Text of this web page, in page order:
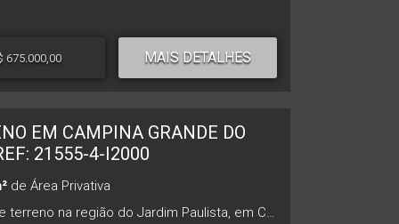
675.000,00 MAIS DETALHES
EM CAMPINA GRANDE DO
21555-4-I2000
de Área Privativa
Excelente terreno na região do Jardim Paulista, em Campina Grande do Sul, medindo 560 metros de área total. 14 m de frente, 40 m de fundos (lateral direita e esquerda). Região com infraestrutura completa (asfalto, linhas pluviais e de esgoto), região rica em comércios, próximo à Rod. BR-116. Zoneamento: ZUC 2 - Zona de Urbanização consolidada II. Permitido construção de 02 pavimentos. ***** Atualizado em 06/08/2026 19:02 *****